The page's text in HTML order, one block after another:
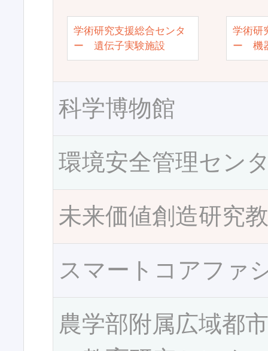
学術研究支援総合センタ
ー 遺伝子実験施設
学術研
ー 機
科学博物館
環境安全管理セン
未来価値創造研究
スマートコアファ
農学部附属広域都